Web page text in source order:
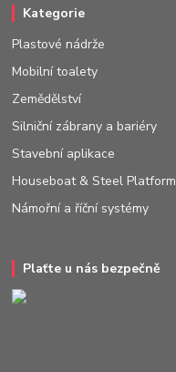
Kategorie
Plastové nádrže
Mobilní toalety
Zemědělství
Silniční zábrany a bariéry
Stavební aplikace
Houseboat & Steel Platform
Námořní a říční systémy
Plaťte u nás bezpečně